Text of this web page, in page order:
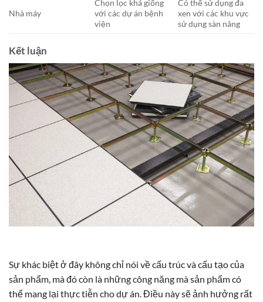
Nhà máy
Chọn lọc khá giống
với các dự án bệnh
viện
Có thể sử dụng đa
xen với các khu vực
sử dụng sàn nâng
Kết luận
Sự khác biệt ở đây không chỉ nói về cấu trúc và cấu tạo của
sản phẩm, mà đó còn là những công năng mà sản phẩm có
thể mang lại thực tiễn cho dự án. Điều này sẽ ảnh hưởng rất